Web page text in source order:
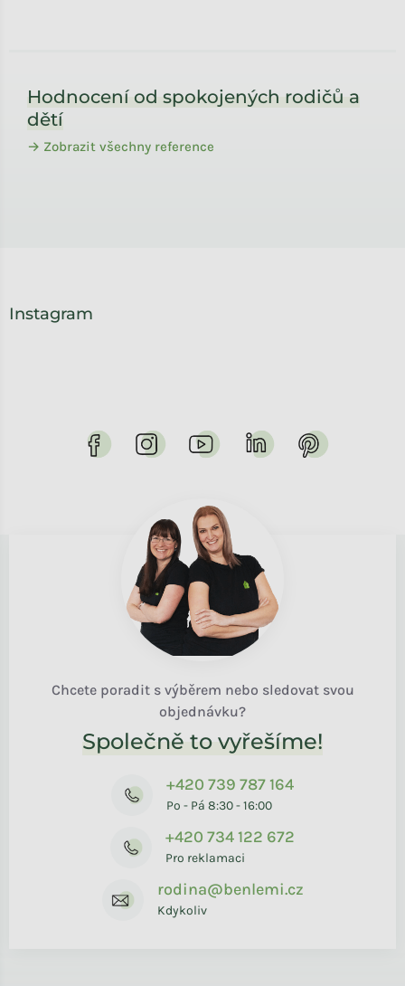
Hodnocení od spokojených rodičů a
dětí
→ Zobrazit všechny reference
Instagram
Chcete poradit s výběrem nebo sledovat svou
objednávku?
Společně to vyřešíme!
+420 739 787 164
Po - Pá 8:30 - 16:00
+420 734 122 672
Pro reklamaci
rodina@benlemi.cz
Kdykoliv